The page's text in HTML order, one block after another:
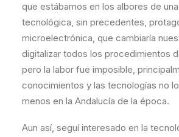
que estábamos en los albores de
tecnológica, sin precedentes,
microelectrónica, que cambiaría
digitalizar todos los procedimientos
pero la labor fue imposible,
conocimientos y las tecnologías no
menos en la Andalucía de la época.
Aun así, seguí interesado en la